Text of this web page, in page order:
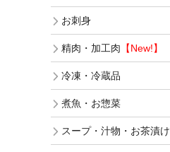
お刺身
精肉・加工肉 【New!】
冷凍・冷蔵品
煮魚・お惣菜
スープ・汁物・お茶漬け